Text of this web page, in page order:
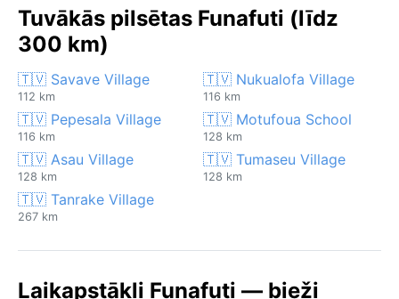
Tuvākās pilsētas Funafuti (līdz
300 km)
🇹🇻 Savave Village
112 km
🇹🇻 Nukualofa Village
116 km
🇹🇻 Pepesala Village
116 km
🇹🇻 Motufoua School
128 km
🇹🇻 Asau Village
128 km
🇹🇻 Tumaseu Village
128 km
🇹🇻 Tanrake Village
267 km
Laikapstākļi Funafuti — bieži